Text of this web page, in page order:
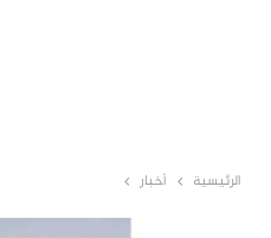
الرئيسية أخبار